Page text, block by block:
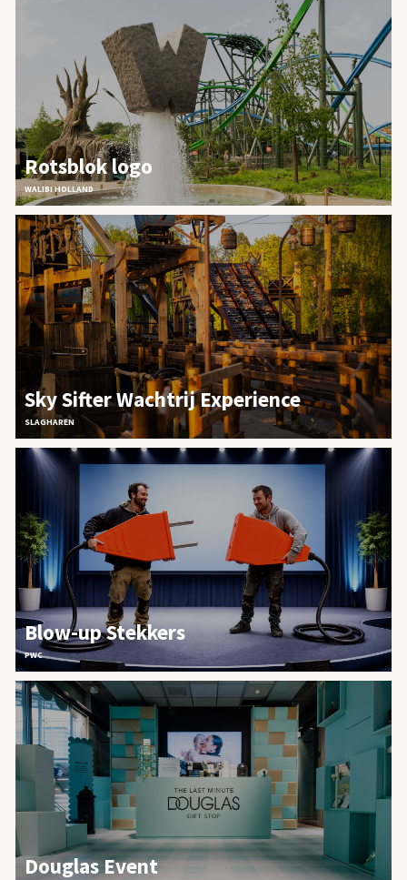
tafels en quiz zuilen tot compleet ingerichte tv-decors.
spookhuizen waar je doorheen kunt lopen. We bouwden alle
spookhuizen voor Walibi Frightnights, de Haunted Houses
van Europapark Duitsland en een Halloween Walkthrough
voor Bobbejaanland België.
Rotsblok logo
WALIBI HOLLAND
Sky Sifter Wachtrij Experience
SLAGHAREN
Blow-up Stekkers
PWC
Douglas Event